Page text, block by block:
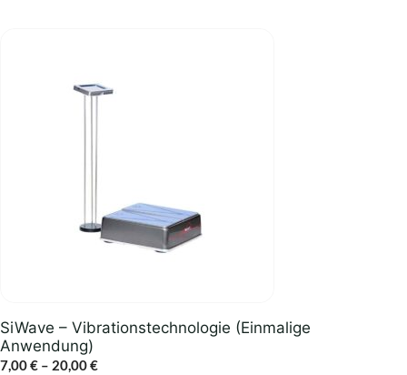
SiWave – Vibrationstechnologie (Einmalige
Anwendung)
7,00€ – 20,00€Preisspanne:
werden